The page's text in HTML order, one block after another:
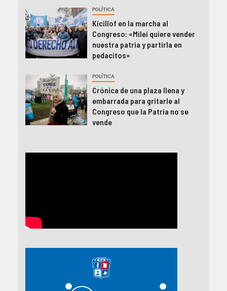
POLÍTICA
Kicillof en la marcha al
Congreso: «Milei quiere vender
nuestra patria y partirla en
pedacitos»
POLÍTICA
Crónica de una plaza llena y
embarrada para gritarle al
Congreso que la Patria no se
vende